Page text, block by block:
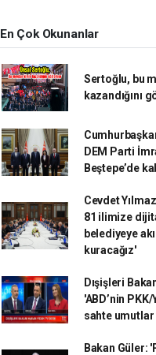
En Çok Okunanlar
Sertoğlu, bu
kazandığını
DEM Parti
Beştepe’de
Cevdet
81 ilimize
belediyeye
kuracağız'
Dışişleri
'ABD’nin
sahte
Bakan Güler: